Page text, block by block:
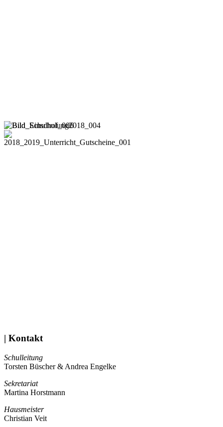
| Kontakt
Schulleitung
Torsten Büscher & Andrea Engelke
Sekretariat
Martina Horstmann
Hausmeister
Christian Veit